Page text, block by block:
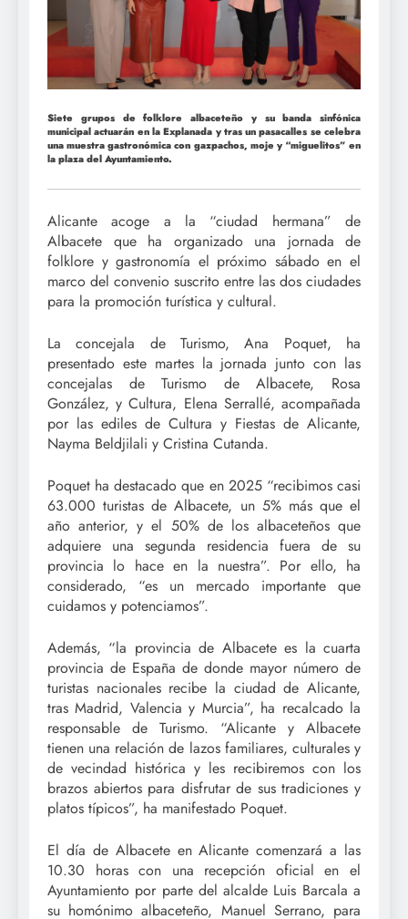
Siete grupos de folklore albaceteño y su banda sinfónica
municipal actuarán en la Explanada y tras un pasacalles se celebra
una muestra gastronómica con gazpachos, moje y “miguelitos” en
la plaza del Ayuntamiento.
Alicante acoge a la “ciudad hermana” de
Albacete que ha organizado una jornada de
folklore y gastronomía el próximo sábado en el
marco del convenio suscrito entre las dos ciudades
para la promoción turística y cultural.
La concejala de Turismo, Ana Poquet, ha
presentado este martes la jornada junto con las
concejalas de Turismo de Albacete, Rosa
González, y Cultura, Elena Serrallé, acompañada
por las ediles de Cultura y Fiestas de Alicante,
Nayma Beldjilali y Cristina Cutanda.
Poquet ha destacado que en 2025 “recibimos casi
63.000 turistas de Albacete, un 5% más que el
año anterior, y el 50% de los albaceteños que
adquiere una segunda residencia fuera de su
provincia lo hace en la nuestra”. Por ello, ha
considerado, “es un mercado importante que
cuidamos y potenciamos”.
Además, “la provincia de Albacete es la cuarta
provincia de España de donde mayor número de
turistas nacionales recibe la ciudad de Alicante,
tras Madrid, Valencia y Murcia”, ha recalcado la
responsable de Turismo. “Alicante y Albacete
tienen una relación de lazos familiares, culturales y
de vecindad histórica y les recibiremos con los
brazos abiertos para disfrutar de sus tradiciones y
platos típicos”, ha manifestado Poquet.
El día de Albacete en Alicante comenzará a las
10.30 horas con una recepción oficial en el
Ayuntamiento por parte del alcalde Luis Barcala a
su homónimo albaceteño, Manuel Serrano, para